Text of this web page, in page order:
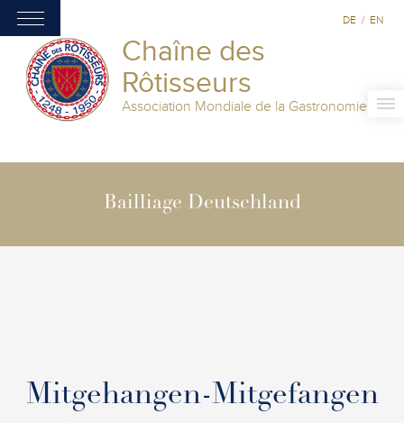
Chaîne des
Rôtisseurs
Association Mondiale de la Gastronomie
DE / EN
Bailliage Deutschland
Mitgehangen-Mitgefangen